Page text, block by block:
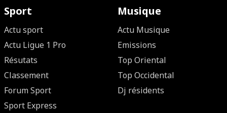
Sport
Actu sport
Actu Ligue 1 Pro
Résutats
Classement
Forum Sport
Sport Express
Musique
Actu Musique
Emissions
Top Oriental
Top Occidental
Dj résidents